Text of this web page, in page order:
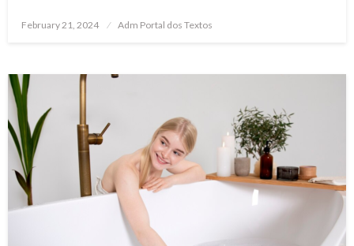
Posted
February 21, 2024 Adm Portal dos Textos